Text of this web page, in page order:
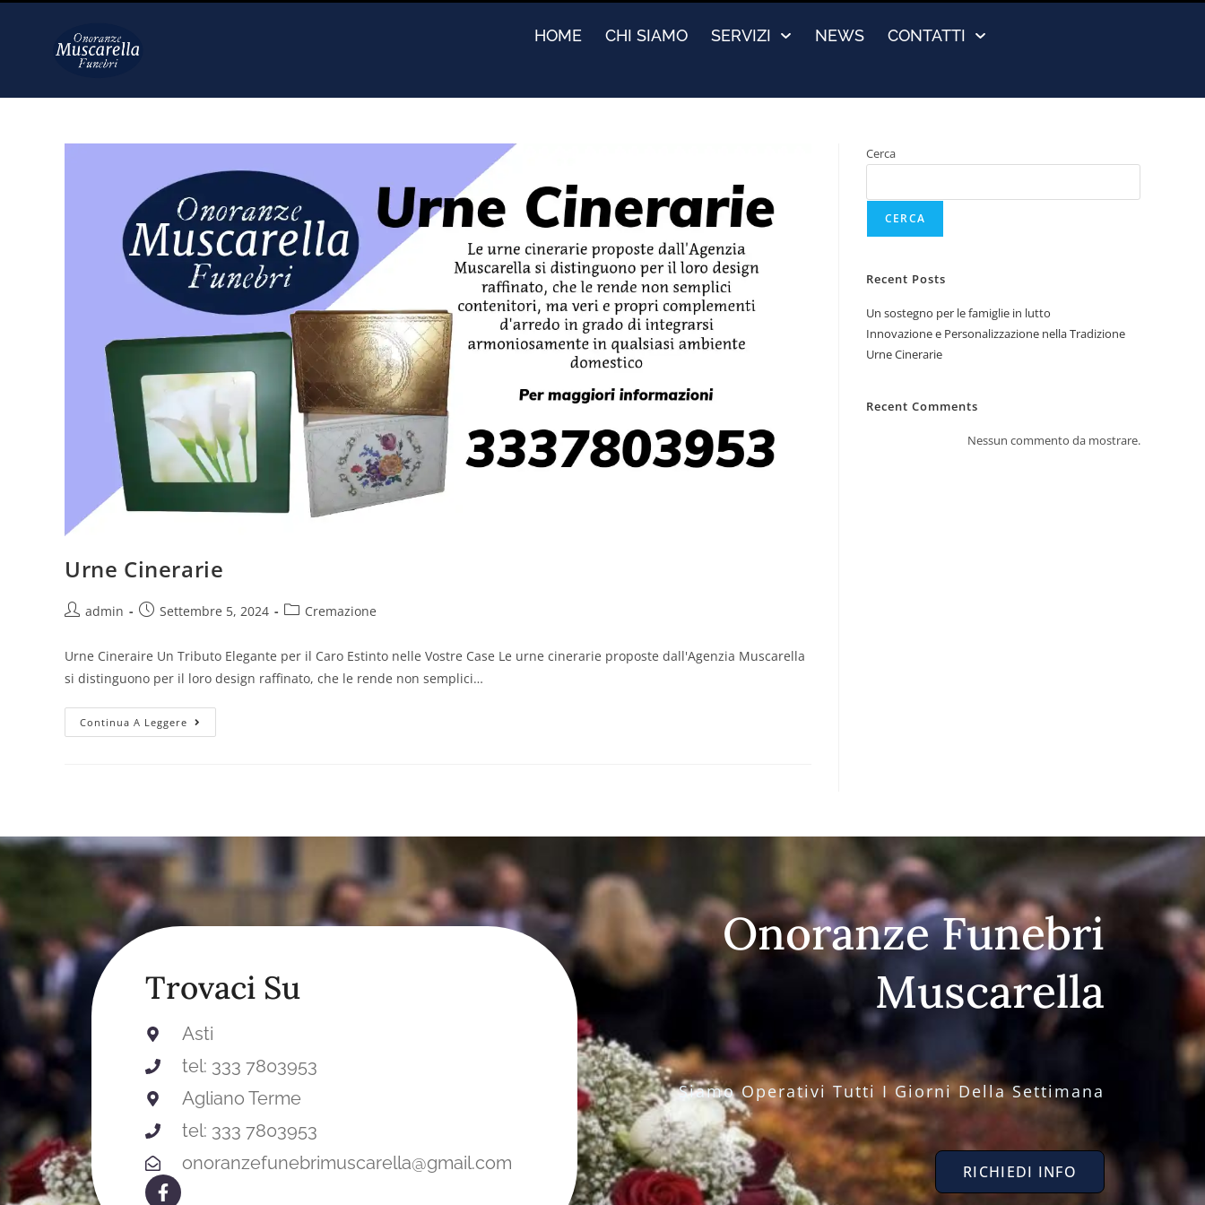
HOME CHI SIAMO SERVIZI NEWS CONTATTI
Urne Cinerarie
admin Settembre 5, 2024 Cremazione
Urne Cineraire Un Tributo Elegante per il Caro Estinto nelle Vostre Case Le urne cinerarie proposte dall'Agenzia Muscarella
si distinguono per il loro design raffinato, che le rende non semplici…
Continua A Leggere
Cerca
CERCA
Recent Posts
Un sostegno per le famiglie in lutto
Innovazione e Personalizzazione nella Tradizione
Urne Cinerarie
Recent Comments
Nessun commento da mostrare.
Trovaci Su
Asti
tel: 333 7803953
Agliano Terme
tel: 333 7803953
onoranzefunebrimuscarella@gmail.com
Onoranze Funebri
Muscarella
Siamo Operativi Tutti I Giorni Della Settimana
RICHIEDI INFO